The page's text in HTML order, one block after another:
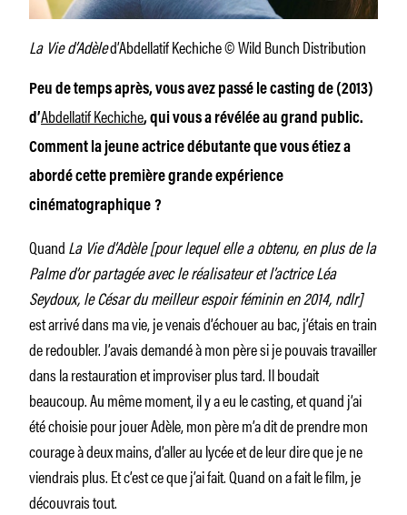
La Vie d’Adèled’Abdellatif Kechiche © Wild Bunch Distribution
Peu de temps après, vous avez passé le casting de (2013)
d’Abdellatif Kechiche, qui vous a révélée au grand public.
Comment la jeune actrice débutante que vous étiez a
abordé cette première grande expérience
cinématographique ?
QuandLa Vie d’Adèle [pour lequel elle a obtenu, en plus de la
Palme d’or partagée avec le réalisateur et l’actrice Léa
Seydoux, le César du meilleur espoir féminin en 2014, ndlr]
est arrivé dans ma vie, je venais d’échouer au bac, j’étais en train
de redoubler. J’avais demandé à mon père si je pouvais travailler
dans la restauration et improviser plus tard. Il boudait
beaucoup. Au même moment, il y a eu le casting, et quand j’ai
été choisie pour jouer Adèle, mon père m’a dit de prendre mon
courage à deux mains, d’aller au lycée et de leur dire que je ne
viendrais plus. Et c’est ce que j’ai fait. Quand on a fait le film, je
découvrais tout.